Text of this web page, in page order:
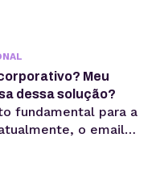
Meu
dessa solução?
fundamental para a
o email
seus funcionários